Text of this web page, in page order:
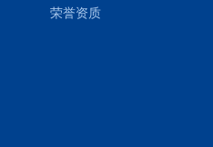
荣誉资质